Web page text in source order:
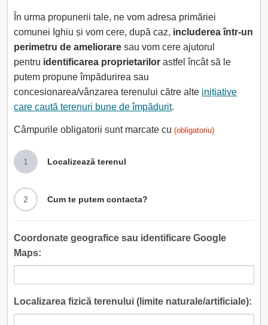
În urma propunerii tale, ne vom adresa primăriei
comunei Ighiu și vom cere, după caz, includerea într-un
perimetru de ameliorare sau vom cere ajutorul
pentru identificarea proprietarilor astfel încât să le
putem propune împădurirea sau
concesionarea/vânzarea terenului către alte inițiative
care caută terenuri bune de împădurit.
Câmpurile obligatorii sunt marcate cu (obligatoriu)
1 Localizează terenul
2 Cum te putem contacta?
Coordonate geografice sau identificare Google
Maps:
Localizarea fizică terenului (limite naturale/artificiale):